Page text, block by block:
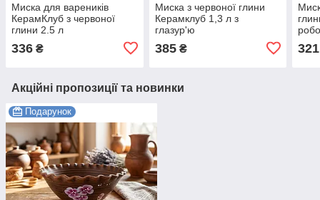
Миска для вареників
КерамКлуб з червоної
глини 2.5 л
336 ₴
Миска з червоної глини
Керамклуб 1,3 л з
глазур'ю
385₴ 321
Акційні пропозиції та новинки
Подарунок